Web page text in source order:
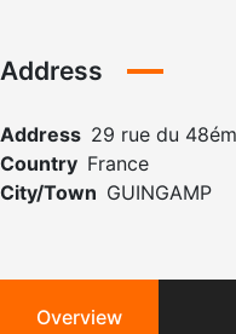
Address
Address 29 rue du
Country France
City/Town GUINGAMP
Overview